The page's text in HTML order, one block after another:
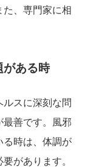
た、専門家に相
がある時
スに深刻な問
最善です。風邪
る時は、体調が
があります。